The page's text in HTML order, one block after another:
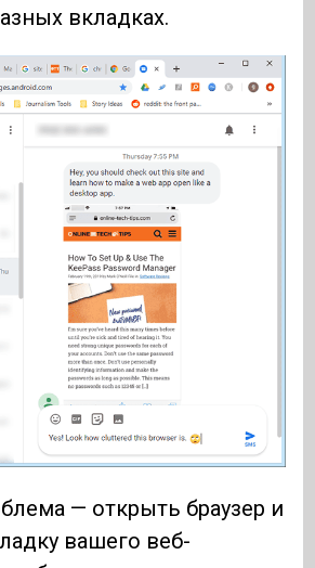
вкладках.
— открыть браузер и
вашего веб-